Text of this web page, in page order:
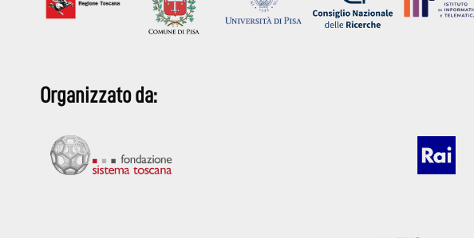
Organizzato da: